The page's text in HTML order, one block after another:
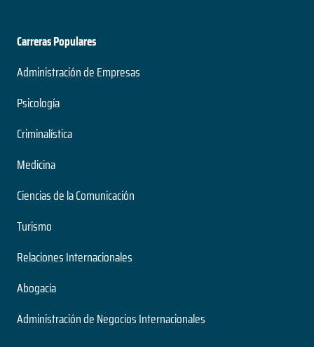
Carreras Populares
Administración de Empresas
Psicología
Criminalística
Medicina
Ciencias de la Comunicación
Turismo
Relaciones Internacionales
Abogacía
Administración de Negocios Internacionales